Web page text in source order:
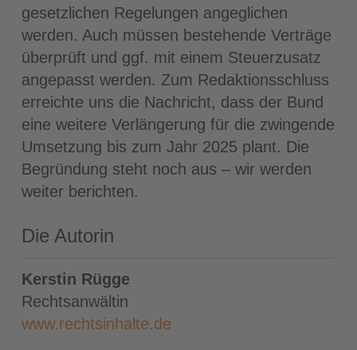
gesetzlichen Regelungen angeglichen
werden. Auch müssen bestehende Verträge
überprüft und ggf. mit einem Steuerzusatz
angepasst werden. Zum Redaktionsschluss
erreichte uns die Nachricht, dass der Bund
eine weitere Verlängerung für die zwingende
Umsetzung bis zum Jahr 2025 plant. Die
Begründung steht noch aus – wir werden
weiter berichten.
Die Autorin
Kerstin Rügge
Rechtsanwältin
www.rechtsinhalte.de